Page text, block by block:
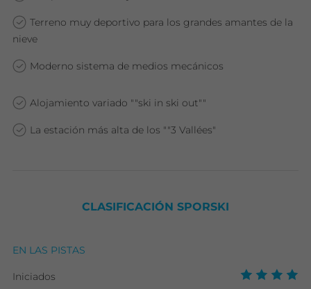
Terreno muy deportivo para los grandes amantes de la
nieve
Moderno sistema de medios mecánicos
Alojamiento variado ""ski in ski out""
La estación más alta de los ""3 Vallées"
CLASIFICACIÓN SPORSKI
EN LAS PISTAS
Iniciados